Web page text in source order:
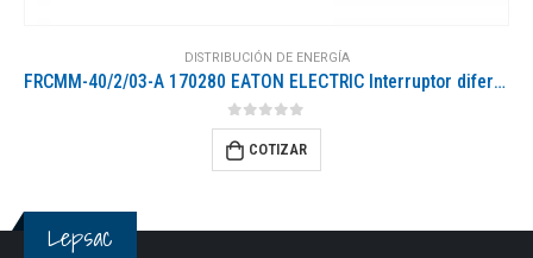
DISTRIBUCIÓN DE ENERGÍA
FRCMM-40/2/03-A 170280 EATON ELECTRIC Interruptor diferencial, 40A, 2p, 300mA, clase A
0out of 5
COTIZAR
Lepsac